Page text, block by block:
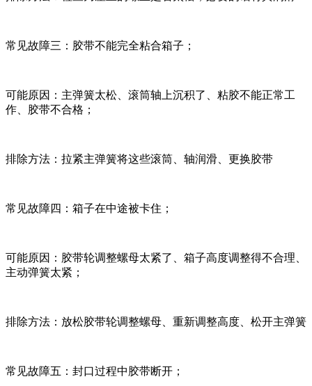
常见故障三：胶带不能完全粘合箱子；
可能原因：主弹簧太松、滚筒轴上沉积了、粘胶不能正常工
作、胶带不合格；
排除方法：拉紧主弹簧将这些滚筒、轴润滑、更换胶带
常见故障四：箱子在中途被卡住；
可能原因：胶带轮调整螺母太紧了、箱子高度调整得不合理、
主动弹簧太紧；
排除方法：放松胶带轮调整螺母、重新调整高度、松开主弹簧
常见故障五：封口过程中胶带断开；